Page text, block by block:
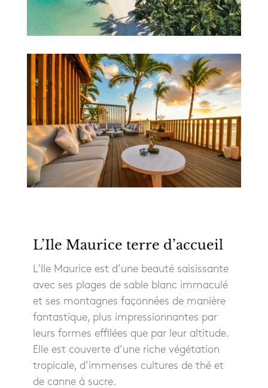
L’Ile Maurice terre d’accueil
L’Ile Maurice est d’une beauté saisissante
avec ses plages de sable blanc immaculé
et ses montagnes façonnées de manière
fantastique, plus impressionnantes par
leurs formes effilées que par leur altitude.
Elle est couverte d’une riche végétation
tropicale, d’immenses cultures de thé et
de canne à sucre.